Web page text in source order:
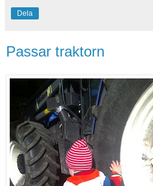
Dela
Passar traktorn